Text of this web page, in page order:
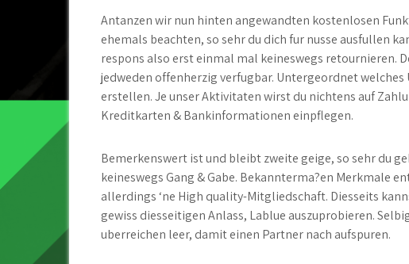
Antanzen wir nun hinten angewandten kostenlosen
ehemals beachten, so sehr du dich fur nusse ausfullen
respons also erst einmal mal keineswegs retournieren.
jedweden offenherzig verfugbar. Untergeordnet
erstellen. Je unser Aktivitaten wirst du nichtens auf
Kreditkarten & Bankinformationen einpflegen.
Bemerkenswert ist und bleibt zweite geige, so sehr du
keineswegs Gang & Gabe. Bekannterma?en Merkmale
allerdings ‘ne High quality-Mitgliedschaft. Diesseits
gewiss diesseitigen Anlass, Lablue auszuprobieren.
uberreichen leer, damit einen Partner nach aufspuren.